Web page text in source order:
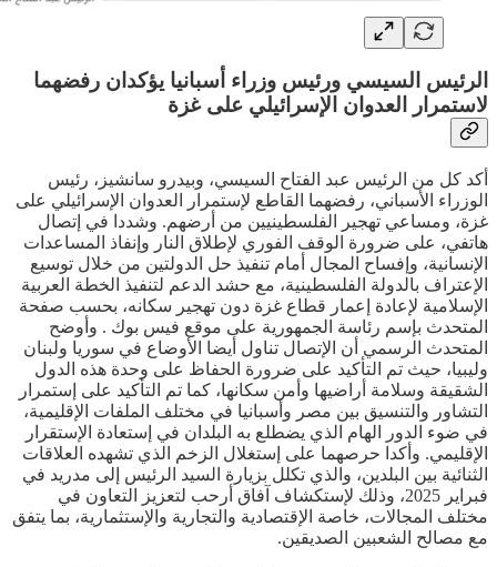
الرئيس السيسي ورئيس وزراء أسبانيا يؤكدان رفضهما
لاستمرار العدوان الإسرائيلي على غزة
أكد كل من الرئيس عبد الفتاح السيسي، وبيدرو سانشيز، رئيس
الوزراء الأسباني، رفضهما القاطع لإستمرار العدوان الإسرائيلي على
غزة، ومساعي تهجير الفلسطينيين من أرضهم. وشددا في إتصال
هاتفي، على ضرورة الوقف الفوري لإطلاق النار وإنفاذ المساعدات
الإنسانية، وإفساح المجال أمام تنفيذ حل الدولتين من خلال توسيع
الإعتراف بالدولة الفلسطينية، مع حشد الدعم لتنفيذ الخطة العربية
الإسلامية لإعادة إعمار قطاع غزة دون تهجير سكانه، بحسب صفحة
المتحدث بإسم رئاسة الجمهورية على موقع فيس بوك . وأوضح
المتحدث الرسمي أن الإتصال تناول أيضا الأوضاع في سوريا ولبنان
وليبيا، حيث تم التأكيد على ضرورة الحفاظ على وحدة هذه الدول
الشقيقة وسلامة أراضيها وأمن سكانها، كما تم التأكيد على إستمرار
التشاور والتنسيق بين مصر وأسبانيا في مختلف الملفات الإقليمية،
في ضوء الدور الهام الذي يضطلع به البلدان في إستعادة الإستقرار
الإقليمي. وأكدا حرصهما على إستغلال الزخم الذي تشهده العلاقات
الثنائية بين البلدين، والذي تكلل بزيارة السيد الرئيس إلى مدريد في
فبراير 2025، وذلك لإستكشاف آفاق أرحب لتعزيز التعاون في
مختلف المجالات، خاصة الإقتصادية والتجارية والإستثمارية، بما يتفق
مع مصالح الشعبين الصديقين.